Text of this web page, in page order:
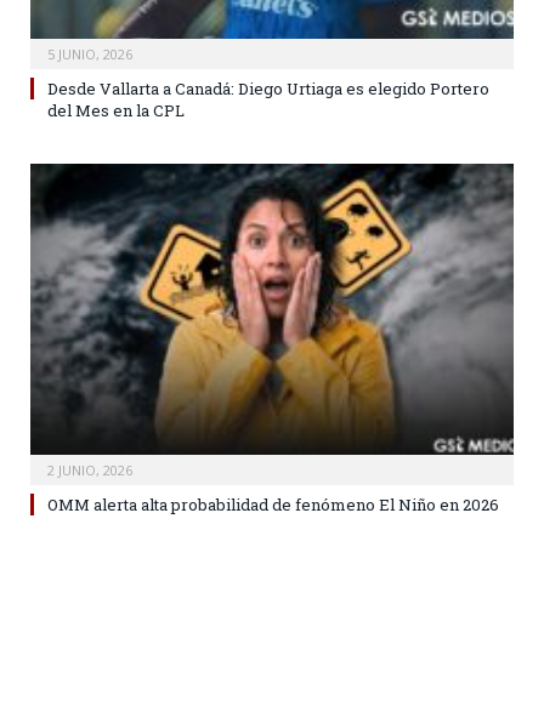
5 JUNIO, 2026
Desde Vallarta a Canadá: Diego Urtiaga es elegido Portero
del Mes en la CPL
2 JUNIO, 2026
OMM alerta alta probabilidad de fenómeno El Niño en 2026